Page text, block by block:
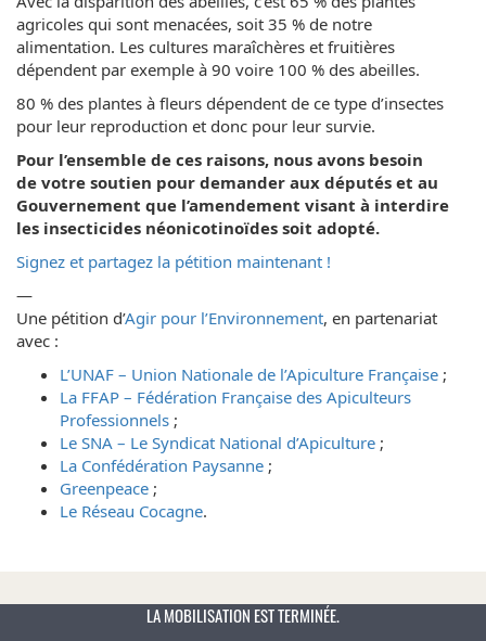
agricoles qui sont menacées, soit 35 % de notre
alimentation. Les cultures maraîchères et fruitières
dépendent par exemple à 90 voire 100 % des abeilles.
80 % des plantes à fleurs dépendent de ce type d’insectes
pour leur reproduction et donc pour leur survie.
Pour l’ensemble de ces raisons, nous avons besoin
de votre soutien pour demander aux députés et au
Gouvernement que l’amendement visant à interdire
les insecticides néonicotinoïdes soit adopté.
Signez et partagez la pétition maintenant !
—
Une pétition d’Agir pour l’Environnement, en partenariat
avec :
L’UNAF – Union Nationale de l’Apiculture Française ;
La FFAP – Fédération Française des Apiculteurs
Professionnels ;
Le SNA – Le Syndicat National d’Apiculture ;
La Confédération Paysanne ;
Greenpeace ;
Le Réseau Cocagne.
LA MOBILISATION EST TERMINÉE.